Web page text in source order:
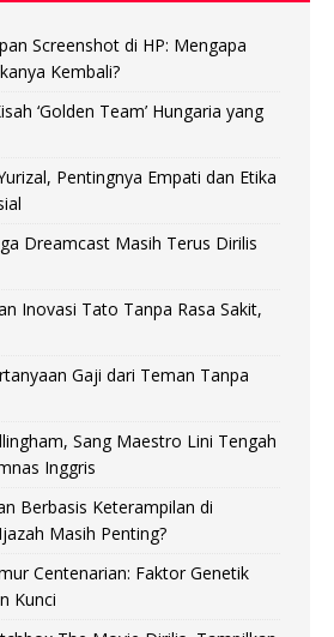
Screenshot di HP: Mengapa
Kembali?
‘Golden Team’ Hungaria yang
Pentingnya Empati dan Etika
Dreamcast Masih Terus Dirilis
Inovasi Tato Tanpa Rasa Sakit,
Gaji dari Teman Tanpa
Sang Maestro Lini Tengah
Inggris
Berbasis Keterampilan di
Masih Penting?
Centenarian: Faktor Genetik
Kunci